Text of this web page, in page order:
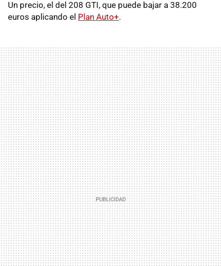
Un precio, el del 208 GTI, que puede bajar a 38.200
euros aplicando el Plan Auto+.